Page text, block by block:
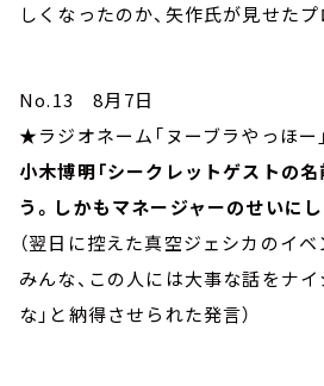
しくなったのか、矢作氏が見せたプ
No.13 8月7日
★ラジオネーム「ヌーブラやっほー
小木博明「シークレットゲストの
う。しかもマネージャーのせいにし
（翌日に控えた真空ジェシカのイベ
みんな、この人には大事な話をナ
な」と納得させられた発言）